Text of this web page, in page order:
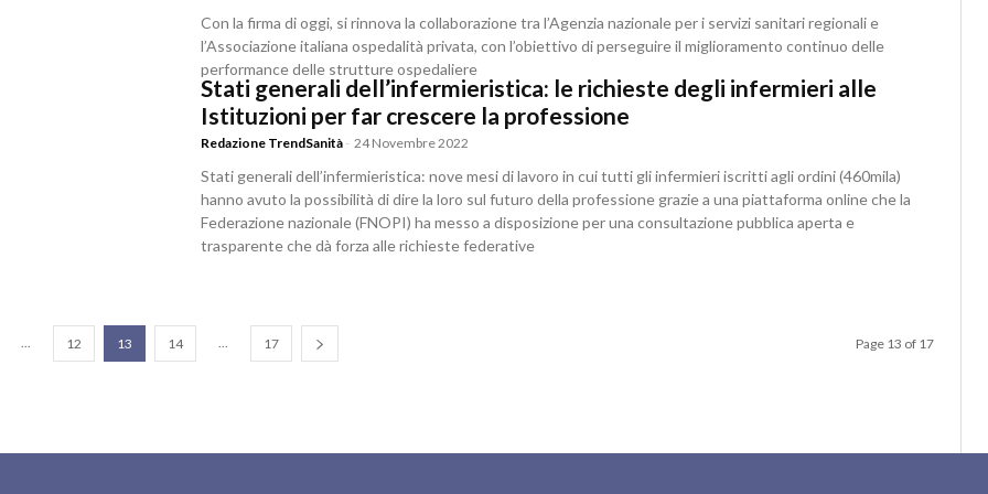
Con la firma di oggi, si rinnova la collaborazione tra l’Agenzia nazionale per i servizi sanitari regionali e
l’Associazione italiana ospedalità privata, con l’obiettivo di perseguire il miglioramento continuo delle
performance delle strutture ospedaliere
Stati generali dell’infermieristica: le richieste degli infermieri alle
Istituzioni per far crescere la professione
Redazione TrendSanità - 24 Novembre 2022
Stati generali dell’infermieristica: nove mesi di lavoro in cui tutti gli infermieri iscritti agli ordini (460mila)
hanno avuto la possibilità di dire la loro sul futuro della professione grazie a una piattaforma online che la
Federazione nazionale (FNOPI) ha messo a disposizione per una consultazione pubblica aperta e
trasparente che dà forza alle richieste federative
12 13 14 17 Page 13 of 17